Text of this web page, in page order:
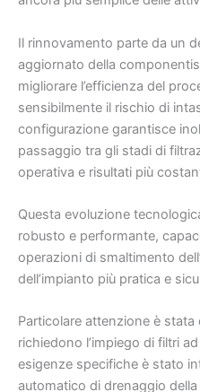
Il rinnovamento parte da un
aggiornato della
migliorare l’efficienza del
sensibilmente il rischio di
configurazione garantisce
passaggio tra gli stadi di
operativa e risultati più
Questa evoluzione
robusto e performante,
operazioni di smaltimento
dell’impianto più pratica e
Particolare attenzione è
richiedono l’impiego di filtri
esigenze specifiche è stato
automatico di drenaggio